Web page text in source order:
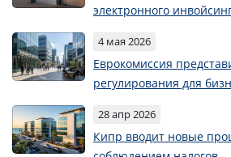
электронного
4 мая 2026
Еврокомиссия
регулирования для
28 апр 2026
Кипр вводит новые